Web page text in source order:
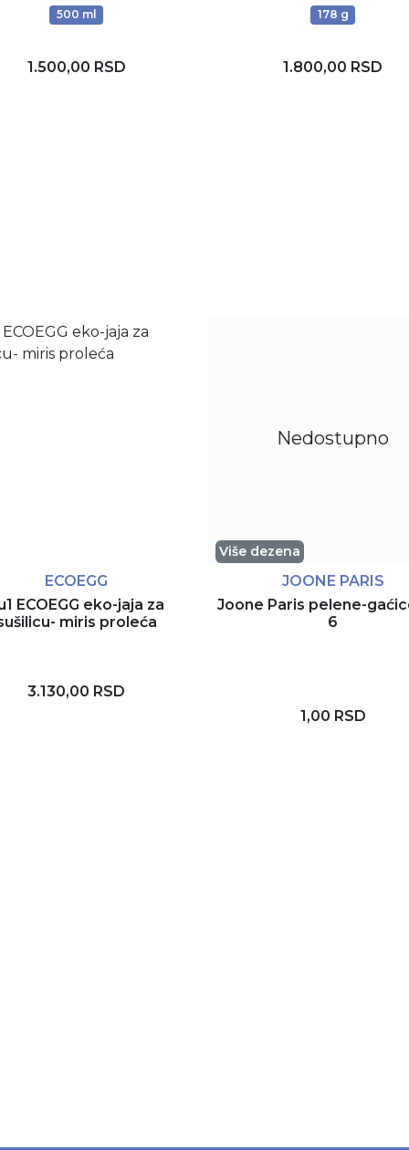
500 ml
1.500,00 RSD
178 g
1.800,00 RSD
ECOEGG
ECOEGG eko-jaja za
miris proleća
3.130,00 RSD
Nedostupno
Više dezena
JOONE PARIS
Joone Paris pelene-
6
1,00 RSD